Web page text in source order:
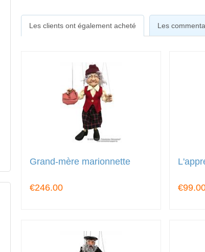
Les clients ont également acheté Les
Grand-mère marionnette
€246.00